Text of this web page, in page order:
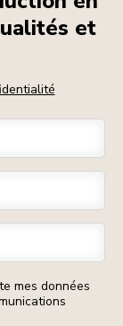
et
mes données